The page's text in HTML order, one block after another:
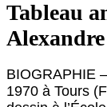
Tableau
BIOGRAPHIE
1970 à Tours